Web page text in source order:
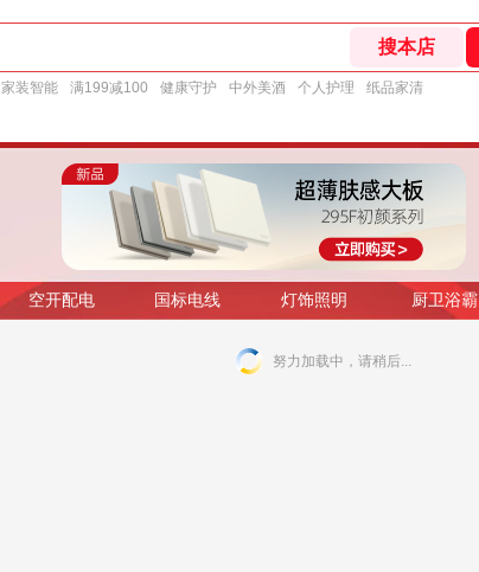
家装智能 满199减100 健康守护 中外美酒 个人护理 纸品家清
空开配电 国标电线 灯饰照明 厨卫浴霸
努力加载中，请稍后...